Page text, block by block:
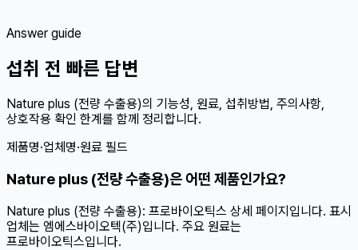
Answer guide
섭취 전 빠른 답변
Nature plus (전량 수출용)의 기능성, 원료, 섭취방법, 주의사항,
상호작용 확인 한계를 함께 정리합니다.
제품명·업체명·원료 필드
Nature plus (전량 수출용)은 어떤 제품인가요?
Nature plus (전량 수출용): 프로바이오틱스 상세 페이지입니다. 표시
업체는 엠에스바이오텍(주)입니다. 주요 원료는
프로바이오틱스입니다.